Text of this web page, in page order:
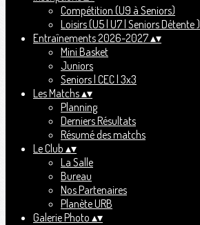
Compétition (U9 à Seniors)
Loisirs (U5 | U7 | Seniors Détente )
Entraînements 2026-2027▴▾
Mini Basket
Juniors
Seniors | CEC | 3x3
Les Matchs▴▾
Planning
Derniers Résultats
Résumé des matchs
Le Club ▴▾
La Salle
Bureau
Nos Partenaires
Planète URB
Galerie Photo ▴▾